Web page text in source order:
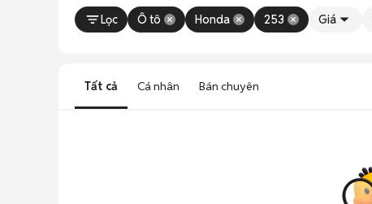
Lọc
Ô tô Honda 253 Giá
Tất cả Cá nhân Bán chuyên